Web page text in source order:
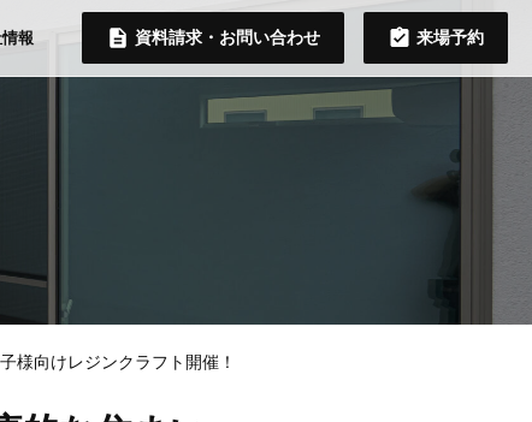
報 資料請求・お問い合わせ 来場予約
様向けレジンクラフト開催！ in 8/19（土）20（日）